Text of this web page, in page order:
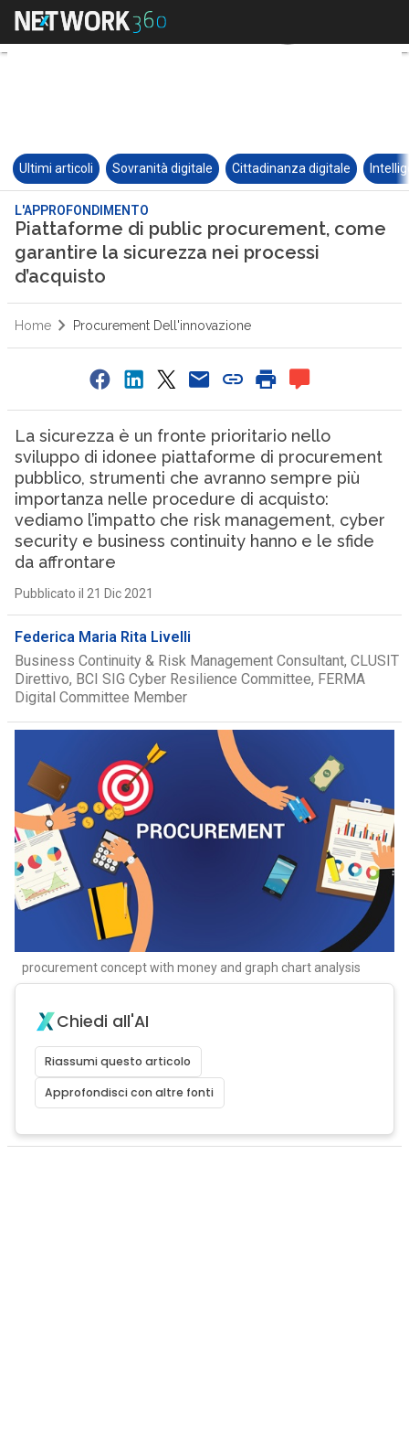
Ultimi articoli Sovranità digitale Cittadinanza digitale
L'APPROFONDIMENTO
Piattaforme di public procurement, come
garantire la sicurezza nei processi
d’acquisto
Home Procurement Dell'innovazione
La sicurezza è un fronte prioritario nello
sviluppo di idonee piattaforme di procurement
pubblico, strumenti che avranno sempre più
importanza nelle procedure di acquisto:
vediamo l’impatto che risk management, cyber
security e business continuity hanno e le sfide
da affrontare
Pubblicato il 21 Dic 2021
Federica Maria Rita Livelli
Business Continuity & Risk Management Consultant, CLUSIT
Direttivo, BCI SIG Cyber Resilience Committee, FERMA
Digital Committee Member
procurement concept with money and graph chart analysis
Chiedi all'AI
Riassumi questo articolo
Approfondisci con altre fonti